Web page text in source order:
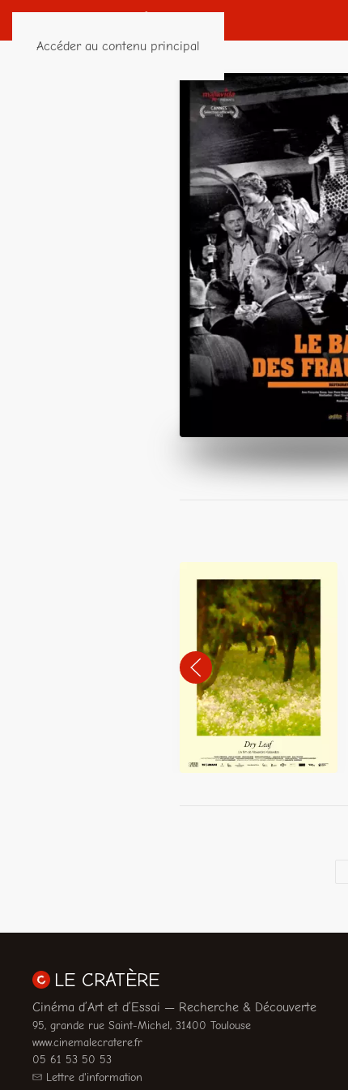
Accéder au contenu principal
LE CRATÈRE
Cinéma d’Art et d’Essai — Recherche & Découverte
95, grande rue Saint-Michel, 31400 Toulouse
www.cinemalecratere.fr
05 61 53 50 53
Lettre d'information